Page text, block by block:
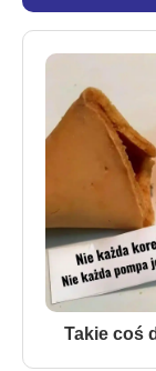
Takie coś